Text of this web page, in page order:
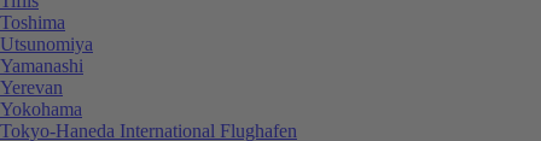
Toshima
Utsunomiya
Yamanashi
Yerevan
Yokohama
Tokyo-Haneda International Flughafen